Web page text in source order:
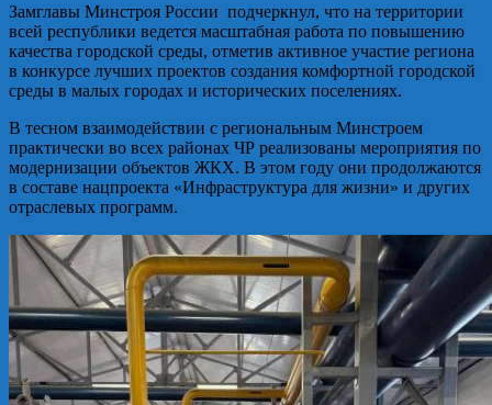
Замглавы Минстроя России подчеркнул, что на территории
всей республики ведется масштабная работа по повышению
качества городской среды, отметив активное участие региона
в конкурсе лучших проектов создания комфортной городской
среды в малых городах и исторических поселениях.
В тесном взаимодействии с региональным Минстроем
практически во всех районах ЧР реализованы мероприятия по
модернизации объектов ЖКХ. В этом году они продолжаются
в составе нацпроекта «Инфраструктура для жизни» и других
отраслевых программ.